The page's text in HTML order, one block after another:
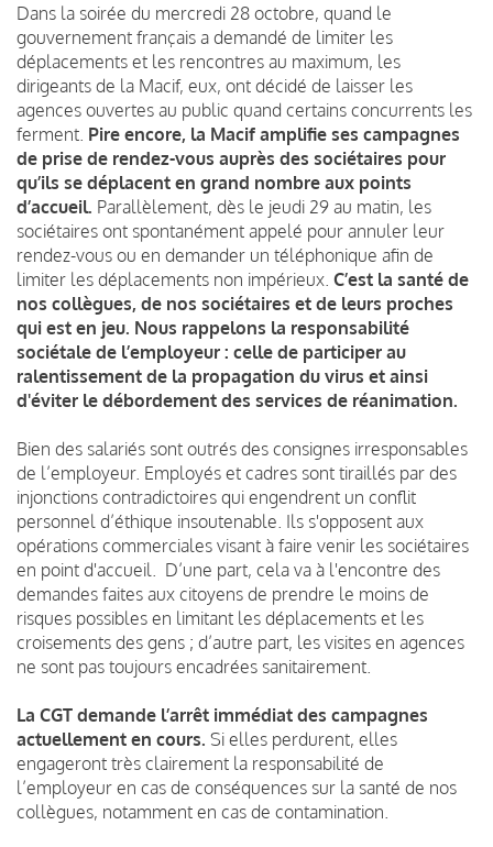
Dans la soirée du mercredi 28 octobre, quand le
gouvernement français a demandé de limiter les
déplacements et les rencontres au maximum, les
dirigeants de la Macif, eux, ont décidé de laisser les
agences ouvertes au public quand certains concurrents les
ferment. Pire encore, la Macif amplifie ses campagnes
de prise de rendez-vous auprès des sociétaires pour
qu’ils se déplacent en grand nombre aux points
d’accueil. Parallèlement, dès le jeudi 29 au matin, les
sociétaires ont spontanément appelé pour annuler leur
rendez-vous ou en demander un téléphonique afin de
limiter les déplacements non impérieux. C’est la santé de
nos collègues, de nos sociétaires et de leurs proches
qui est en jeu. Nous rappelons la responsabilité
sociétale de l’employeur : celle de participer au
ralentissement de la propagation du virus et ainsi
d'éviter le débordement des services de réanimation.
Bien des salariés sont outrés des consignes irresponsables
de l’employeur. Employés et cadres sont tiraillés par des
injonctions contradictoires qui engendrent un conflit
personnel d’éthique insoutenable. Ils s'opposent aux
opérations commerciales visant à faire venir les sociétaires
en point d'accueil. D’une part, cela va à l'encontre des
demandes faites aux citoyens de prendre le moins de
risques possibles en limitant les déplacements et les
croisements des gens ; d’autre part, les visites en agences
ne sont pas toujours encadrées sanitairement.
La CGT demande l’arrêt immédiat des campagnes
actuellement en cours. Si elles perdurent, elles
engageront très clairement la responsabilité de
l’employeur en cas de conséquences sur la santé de nos
collègues, notamment en cas de contamination.